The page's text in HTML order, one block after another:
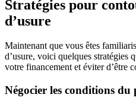
Stratégies pour
d’usure
Maintenant que vous êtes
d’usure, voici quelques stratégies
votre financement et éviter d’être
Négocier les conditions du